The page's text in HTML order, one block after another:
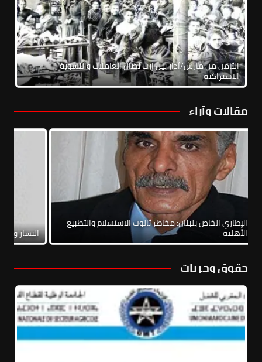
الثامن من مارس/آذار بين إرث نضال العاملات والنسوية
الاشتراكية
مقالات وآراء
الاتفاق الإطاري الخاص بلبنان: مخاطر ثالوث الاستسلام والتطبيع
والحرب الأهلية
حقوق وحريات